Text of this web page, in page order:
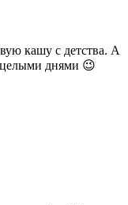
кашу с детства. А
целыми днями 😉